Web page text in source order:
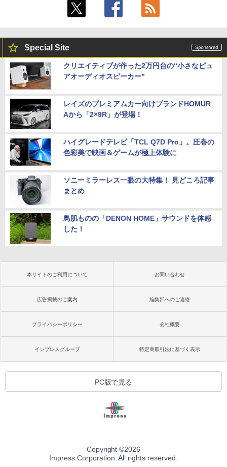
Special Site
クリエイティブが作った2万円台の“小さなピュ
アオーディオスピーカー”
レイズのプレミアムカー向けブランドHOMUR
Aから「2×9R」が登場！
ハイグレードテレビ「TCL Q7D Pro」。圧巻の
色彩美で映画＆ゲームが極上体験に
ソニーミラーレス一眼の大特集！ 見どころ記事
まとめ
鳥肌ものの「DENON HOME」サウンドを体感
した！
本サイトのご利用について お問い合わせ
広告掲載のご案内 編集部へのご連絡
プライバシーポリシー 会社概要
インプレスグループ 特定商取引法に基づく表示
PC版で見る
Copyright ©2026
Impress Corporation. All rights reserved.